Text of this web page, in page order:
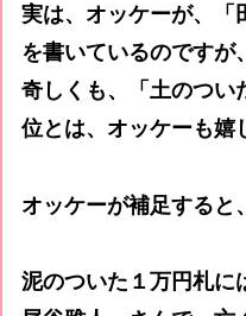
実は、オッケーが、「
を書いているのですが、
奇しくも、「土のつい
位とは、オッケーも嬉
オッケーが補足すると
泥のついた１万円札に